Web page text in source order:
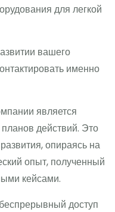
для легкой
вашего
именно
является
действий. Это
опираясь на
опыт, полученный
кейсами.
доступ